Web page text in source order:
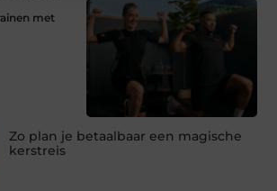
met
Zo plan je betaalbaar een magische
kerstreis